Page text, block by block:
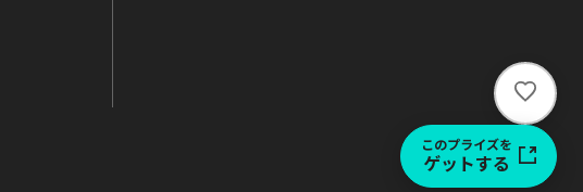
い
ね
このプライズを
ゲットする